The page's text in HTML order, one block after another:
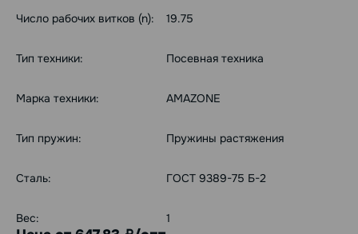
Число рабочих витков (n): 19.75
Тип техники: Посевная техника
Марка техники: AMAZONE
Тип пружин: Пружины растяжения
Сталь: ГОСТ 9389-75 Б-2
Вес: 1